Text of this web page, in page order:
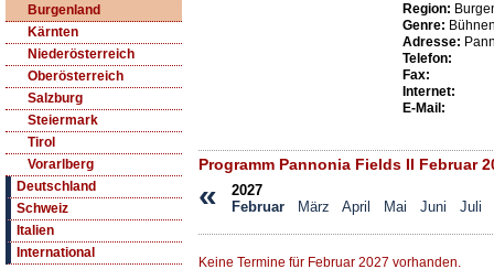
Burgenland
Kärnten
Niederösterreich
Oberösterreich
Salzburg
Steiermark
Tirol
Vorarlberg
Deutschland
Schweiz
Italien
International
Region:
Genre:
Adresse:
Telefon:
Fax:
Internet:
E-Mail:
Programm Pannonia Fields II Februar
«
2027
Februar
März April Mai Juni Juli
Keine Termine für Februar 2027 vorhanden.